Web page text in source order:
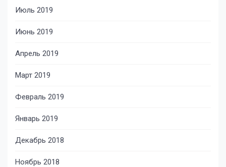
Июль 2019
Июнь 2019
Апрель 2019
Март 2019
Февраль 2019
Январь 2019
Декабрь 2018
Ноябрь 2018